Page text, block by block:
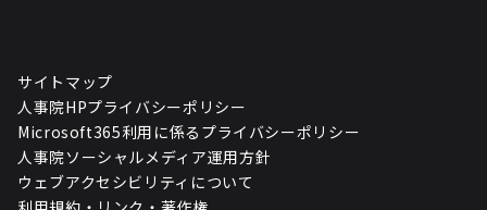
サイトマップ
人事院HPプライバシーポリシー
Microsoft365利用に係るプライバシーポリシー
人事院ソーシャルメディア運用方針
ウェブアクセシビリティについて